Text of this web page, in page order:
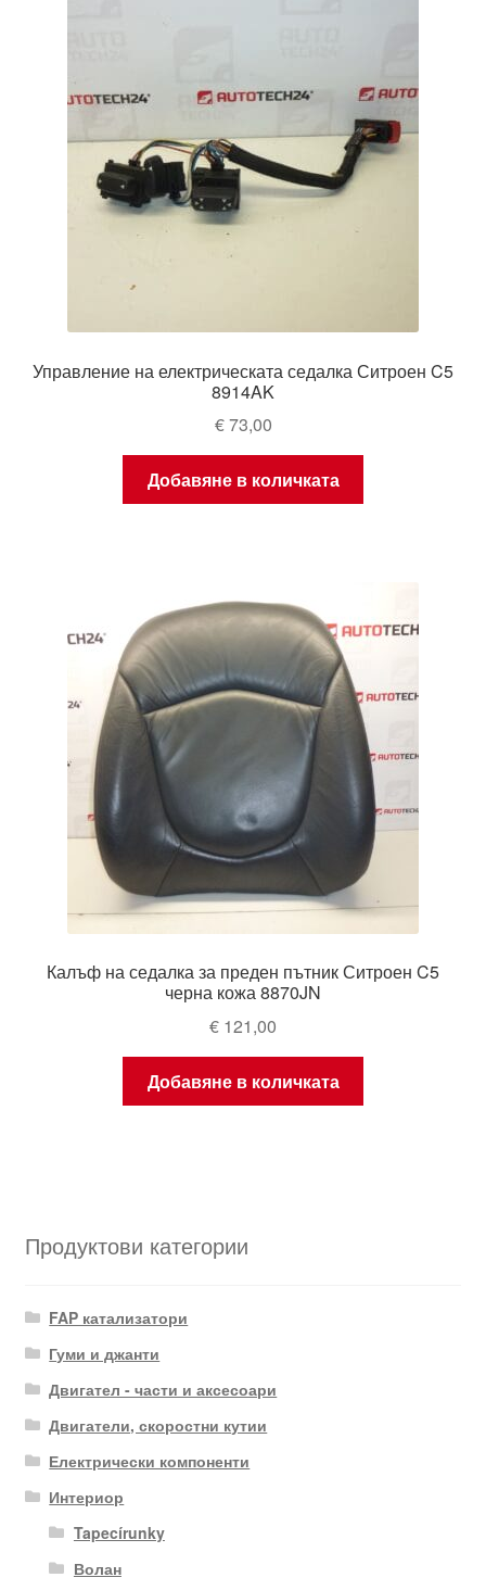
Управление на електрическата седалка Ситроен C5
8914AK
€73,00
Добавяне в количката
Калъф на седалка за преден пътник Ситроен C5
черна кожа 8870JN
€ 121,00
Добавяне в количката
Продуктови категории
FAP катализатори
Гуми и джанти
Двигател - части и аксесоари
Двигатели, скоростни кутии
Електрически компоненти
Интериор
Tapecírunky
Волан